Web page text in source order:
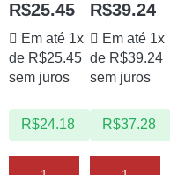
R$25.45
Em até 1x
de R$25.45
sem juros
R$24.18
R$39.24
Em até 1x
de R$39.24
sem juros
R$37.28